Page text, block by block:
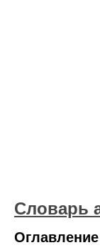
Словарь
Оглавление